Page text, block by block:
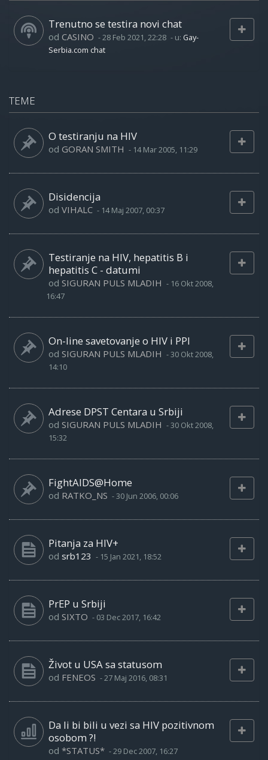
Trenutno se testira novi chat
od CASINO -28 Feb 2021, 22:28 - u: Gay-
Serbia.com chat
TEME
O testiranju na HIV
od GORAN SMITH - 14 Mar 2005, 11:29
Disidencija
od VIHALC - 14 Maj 2007, 00:37
Testiranje na HIV, hepatitis B i
hepatitis C - datumi
od SIGURAN PULS MLADIH - 16 Okt 2008,
16:47
On-line savetovanje o HIV i PPI
od SIGURAN PULS MLADIH -30 Okt 2008,
14:10
Adrese DPST Centara u Srbiji
od SIGURAN PULS MLADIH -30 Okt 2008,
15:32
FightAIDS@Home
od RATKO_NS -30 Jun 2006, 00:06
Pitanja za HIV+
od srb123 - 15 Jan 2021, 18:52
PrEP u Srbiji
od SIXTO - 03 Dec 2017, 16:42
Život u USA sa statusom
od FENEOS -27 Maj 2016, 08:31
Da li bi bili u vezi sa HIV pozitivnom
osobom ?!
od *STATUS* -29 Dec 2007, 16:27